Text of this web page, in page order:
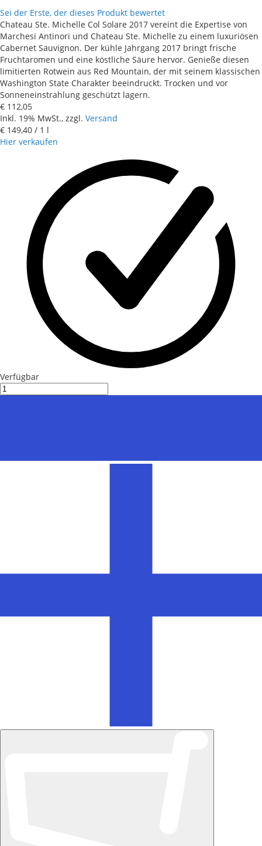
Sei der Erste, der dieses Produkt bewertet
Chateau Ste. Michelle Col Solare 2017 vereint die Expertise von
Marchesi Antinori und Chateau Ste. Michelle zu einem luxuriösen
Cabernet Sauvignon. Der kühle Jahrgang 2017 bringt frische
Fruchtaromen und eine köstliche Säure hervor. Genieße diesen
limitierten Rotwein aus Red Mountain, der mit seinem klassischen
Washington State Charakter beeindruckt. Trocken und vor
Sonneneinstrahlung geschützt lagern.
€ 112,05
Inkl. 19% MwSt., zzgl. Versand
€ 149,40 / 1 l
Hier verkaufen
Verfügbar